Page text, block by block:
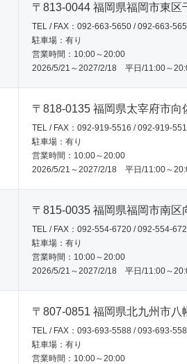
〒813-0044 福岡県福岡市東区
TEL / FAX：092-663-5650 / 092-663-
駐車場：有り
営業時間：10:00～20:00
2026/5/21～2027/2/18 平日/11:00～
〒818-0135 福岡県太宰府市向
TEL / FAX：092-919-5516 / 092-919-
駐車場：有り
営業時間：10:00～20:00
2026/5/21～2027/2/18 平日/11:00～
〒815-0035 福岡県福岡市南区
TEL / FAX：092-554-6720 / 092-554-
駐車場：有り
営業時間：10:00～20:00
2026/5/21～2027/2/18 平日/11:00～
〒807-0851 福岡県北九州市八
TEL / FAX：093-693-5588 / 093-693-
駐車場：有り
営業時間：10:00～20:00